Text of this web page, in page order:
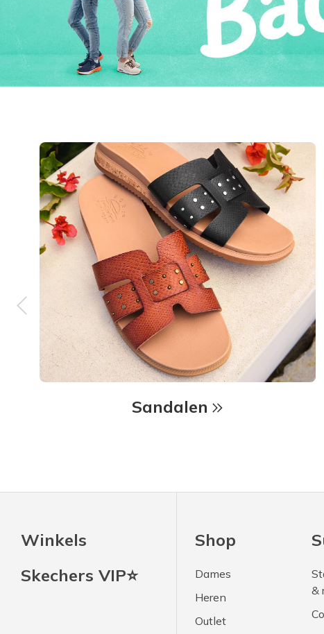
Sandalen
Winkels
Skechers VIP⭐
Shop
Dames
Heren
Outlet
&